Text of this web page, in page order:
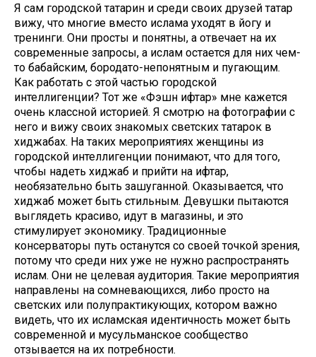
Я сам городской татарин и среди своих друзей татар
вижу, что многие вместо ислама уходят в йогу и
тренинги. Они просты и понятны, а отвечает на их
современные запросы, а ислам остается для них чем-
то бабайским, бородато-непонятным и пугающим.
Как работать с этой частью городской
интеллигенции? Тот же «Фэшн ифтар» мне кажется
очень классной историей. Я смотрю на фотографии с
него и вижу своих знакомых светских татарок в
хиджабах. На таких мероприятиях женщины из
городской интеллигенции понимают, что для того,
чтобы надеть хиджаб и прийти на ифтар,
необязательно быть зашуганной. Оказывается, что
хиджаб может быть стильным. Девушки пытаются
выглядеть красиво, идут в магазины, и это
стимулирует экономику. Традиционные
консерваторы путь останутся со своей точкой зрения,
потому что среди них уже не нужно распространять
ислам. Они не целевая аудитория. Такие мероприятия
направлены на сомневающихся, либо просто на
светских или полупрактикующих, котором важно
видеть, что их исламская идентичность может быть
современной и мусульманское сообщество
отзывается на их потребности.